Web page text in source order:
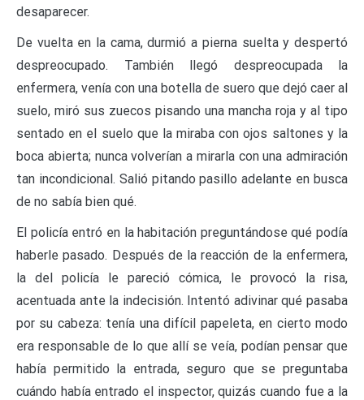
desaparecer.
De vuelta en la cama, durmió a pierna suelta y despertó
despreocupado. También llegó despreocupada la
enfermera, venía con una botella de suero que dejó caer al
suelo, miró sus zuecos pisando una mancha roja y al tipo
sentado en el suelo que la miraba con ojos saltones y la
boca abierta; nunca volverían a mirarla con una admiración
tan incondicional. Salió pitando pasillo adelante en busca
de no sabía bien qué.
El policía entró en la habitación preguntándose qué podía
haberle pasado. Después de la reacción de la enfermera,
la del policía le pareció cómica, le provocó la risa,
acentuada ante la indecisión. Intentó adivinar qué pasaba
por su cabeza: tenía una difícil papeleta, en cierto modo
era responsable de lo que allí se veía, podían pensar que
había permitido la entrada, seguro que se preguntaba
cuándo había entrado el inspector, quizás cuando fue a la